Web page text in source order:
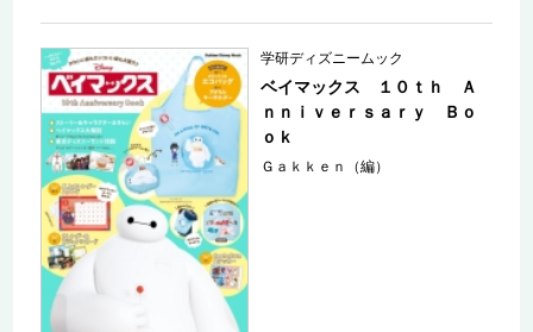
学研ディズニームック
ベイマックス １０ｔｈ Ａ
ｎｎｉｖｅｒｓａｒｙ Ｂｏ
ｏｋ
Ｇａｋｋｅｎ（編）